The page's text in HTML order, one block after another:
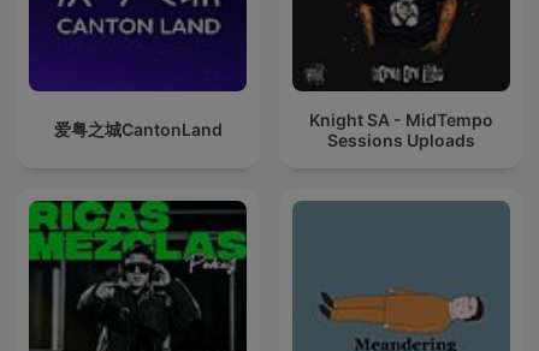
爱粤之城CantonLand
Knight SA - MidTempo
Sessions Uploads